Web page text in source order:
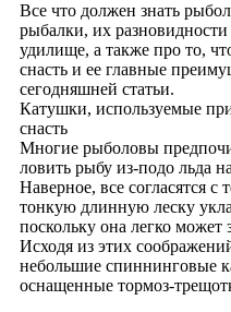
Все что должен знать
рыбалки, их
удилище, а также про то,
снасть и ее главные
сегодняшней статьи.
Катушки, используемые
снасть
Многие рыболовы
ловить рыбу из-подо льда
Наверное, все согласятся с
тонкую длинную леску
поскольку она легко может
Исходя из этих
небольшие спиннинговые
оснащенные тормоз-